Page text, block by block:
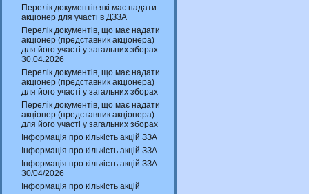
Перелік документів які має надати
акціонер для участі в ДЗЗА
Перелік документів, що має надати
акціонер (представник акціонера)
для його участі у загальних зборах
30.04.2026
Перелік документів, що має надати
акціонер (представник акціонера)
для його участі у загальних зборах
Перелік документів, що має надати
акціонер (представник акціонера)
для його участі у загальних зборах
Інформація про кількість акцій ЗЗА
Інформація про кількість акцій ЗЗА
Інформація про кількість акцій ЗЗА
30/04/2026
Інформація про кількість акцій